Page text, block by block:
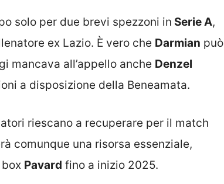
solo per due brevi spezzoni in Serie A,
ex Lazio. È vero che Darmian può
mancava all’appello anche Denzel
a disposizione della Beneamata.
riescano a recuperare per il match
comunque una risorsa essenziale,
Pavard fino a inizio 2025.